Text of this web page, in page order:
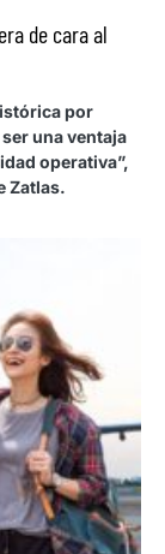
de cara al
por
una ventaja
operativa”,
Zatlas.